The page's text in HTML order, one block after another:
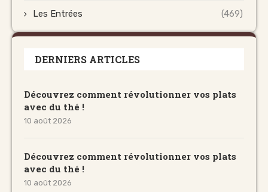
Les Entrées (469)
DERNIERS ARTICLES
Découvrez comment révolutionner vos plats
avec du thé !
10 août 2026
Découvrez comment révolutionner vos plats
avec du thé !
10 août 2026